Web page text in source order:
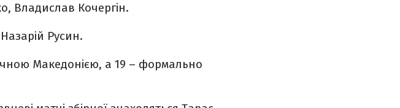
Владислав Кочергін.
Русин.
Македонією, а 19 – формально